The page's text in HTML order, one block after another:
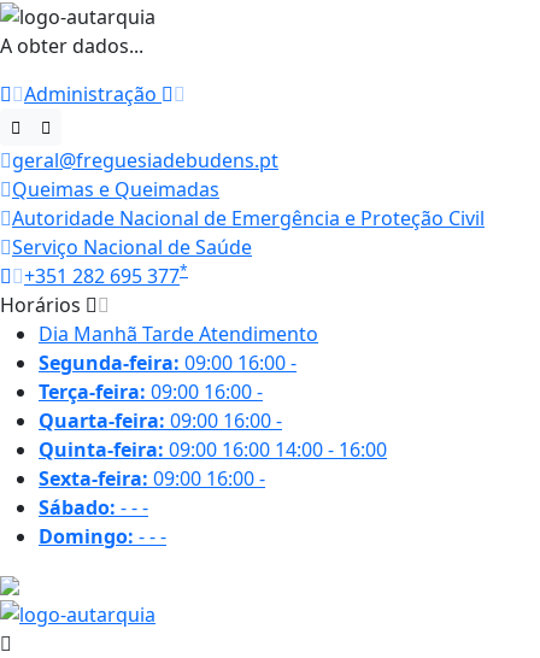
A obter dados...
Administração
geral@freguesiadebudens.pt
Queimas e Queimadas
Autoridade Nacional de Emergência e Proteção Civil
Serviço Nacional de Saúde
+351 282 695 377*
Horários
Dia Manhã TardeAtendimento
Segunda-feira: 09:00 16:00-
Terça-feira: 09:00 16:00-
Quarta-feira: 09:00 16:00-
Quinta-feira: 09:00 16:00 14:00 - 16:00
Sexta-feira: 09:00 16:00-
Sábado: ---
Domingo: ---